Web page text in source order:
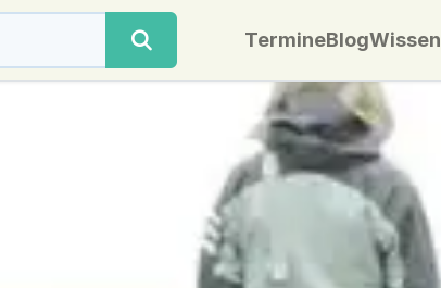
TermineBlogWissen